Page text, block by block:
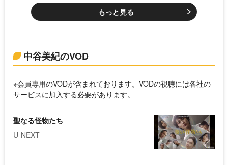
もっと見る
中谷美紀のVOD
※会員専用のVODが含まれております。VODの視聴には各社の
サービスに加入する必要があります。
聖なる怪物たち
U-NEXT